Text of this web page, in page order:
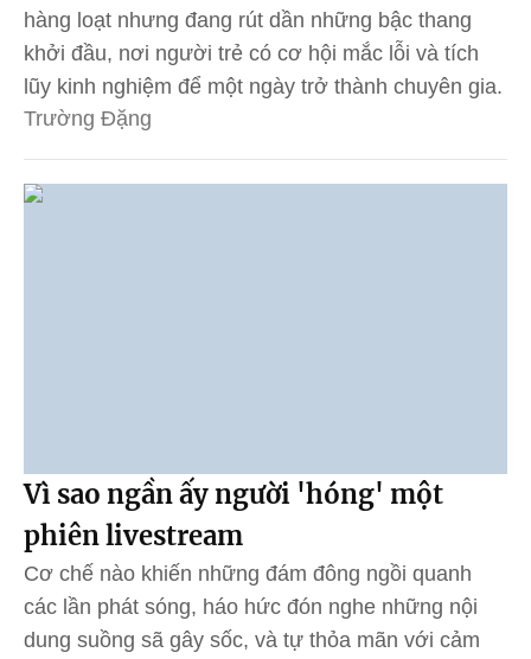
hàng loạt nhưng đang rút dần những bậc thang
khởi đầu, nơi người trẻ có cơ hội mắc lỗi và tích
lũy kinh nghiệm để một ngày trở thành chuyên gia.
Trường Đặng
Vì sao ngần ấy người 'hóng' một
phiên livestream
Cơ chế nào khiến những đám đông ngồi quanh
các lần phát sóng, háo hức đón nghe những nội
dung suồng sã gây sốc, và tự thỏa mãn với cảm